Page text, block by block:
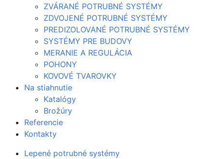
ZVÁRANÉ POTRUBNÉ SYSTÉMY
ZDVOJENÉ POTRUBNÉ SYSTÉMY
PREDIZOLOVANÉ POTRUBNÉ SYSTÉMY
SYSTÉMY PRE BUDOVY
MERANIE A REGULÁCIA
POHONY
KOVOVÉ TVAROVKY
Na stiahnutie
Katalógy
Brožúry
Referencie
Kontakty
Lepené potrubné systémy